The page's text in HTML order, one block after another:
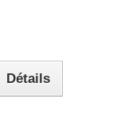
Détails